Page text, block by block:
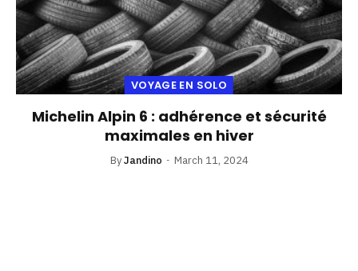
VOYAGE EN SOLO
Michelin Alpin 6 : adhérence et sécurité
maximales en hiver
By Jandino March 11, 2024